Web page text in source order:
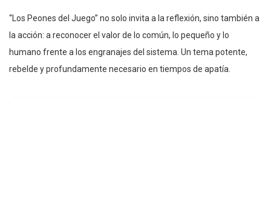
“Los Peones del Juego” no solo invita a la reflexión, sino también a
la acción: a reconocer el valor de lo común, lo pequeño y lo
humano frente a los engranajes del sistema. Un tema potente,
rebelde y profundamente necesario en tiempos de apatía.